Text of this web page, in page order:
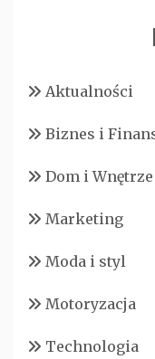
Aktualności
Biznes i
Dom i Wnętrze
Marketing
Moda i styl
Motoryzacja
Technologia